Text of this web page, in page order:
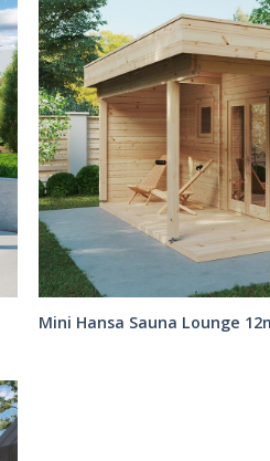
Mini Hansa Sauna Lounge